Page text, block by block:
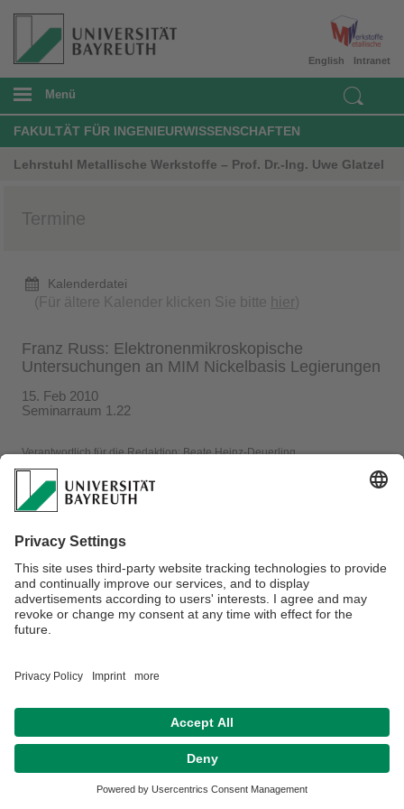
Intranet
English
Menü
FAKULTÄT FÜR INGENIEURWISSENSCHAFTEN
Lehrstuhl Metallische Werkstoffe – Prof. Dr.-Ing. Uwe Glatzel
Termine
Kalenderdatei
(Für ältere Kalender klicken Sie bitte hier)
Franz Russ: Elektronenmikroskopische
Untersuchungen an MIM Nickelbasis Legierungen
15. Feb 2010
Seminarraum 1.22
Verantwortlich für die Redaktion:Beate Heinz-Deuerling
Datenschutzerklärung Impressum Hausordnung Sitemap
Kontakt
Barrierefreiheitserklärung